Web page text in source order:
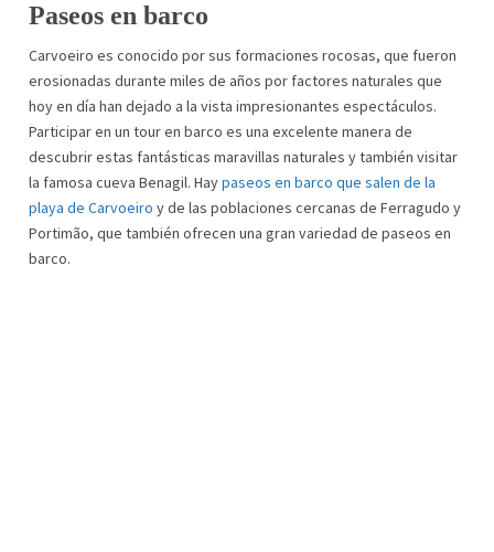
Paseos en barco
Carvoeiro es conocido por sus formaciones rocosas, que fueron
erosionadas durante miles de años por factores naturales que
hoy en día han dejado a la vista impresionantes espectáculos.
Participar en un tour en barco es una excelente manera de
descubrir estas fantásticas maravillas naturales y también visitar
la famosa cueva Benagil. Haypaseos en barco que salen de la
playa de Carvoeiro y de las poblaciones cercanas de Ferragudo y
Portimão, que también ofrecen una gran variedad de paseos en
barco.